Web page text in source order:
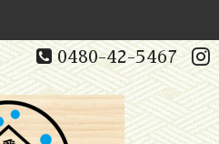
0480-42-5467